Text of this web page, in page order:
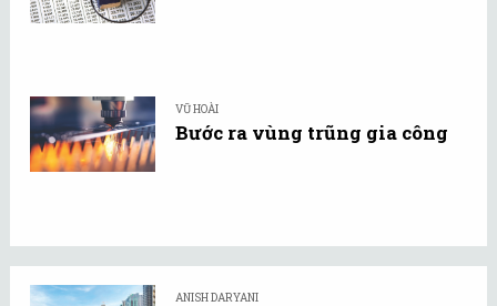
VŨ HOÀI
Bước ra vùng trũng gia công
ANISH DARYANI